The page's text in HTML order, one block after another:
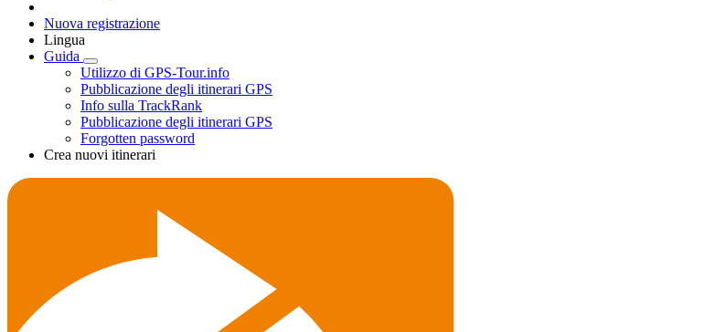
Nuova registrazione
Lingua
Guida
Utilizzo di GPS-Tour.info
Pubblicazione degli itinerari GPS
Info sulla TrackRank
Pubblicazione degli itinerari GPS
Forgotten password
Crea nuovi itinerari